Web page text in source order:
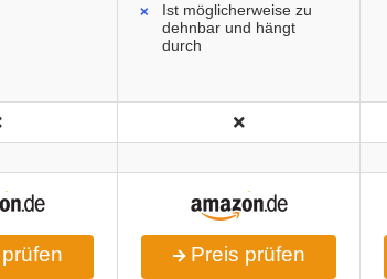
Ist möglicherweise zu
dehnbar und hängt
durch
Preis prüfen